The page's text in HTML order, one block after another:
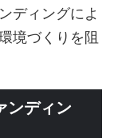
ディングによ
境づくりを阻
ンディン